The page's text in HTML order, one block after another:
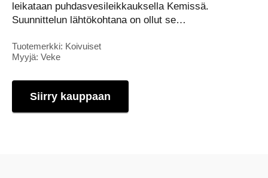
leikataan puhdasvesileikkauksella Kemissä.
Suunnittelun lähtökohtana on ollut se…
Tuotemerkki: Koivuiset
Myyjä: Veke
Siirry kauppaan